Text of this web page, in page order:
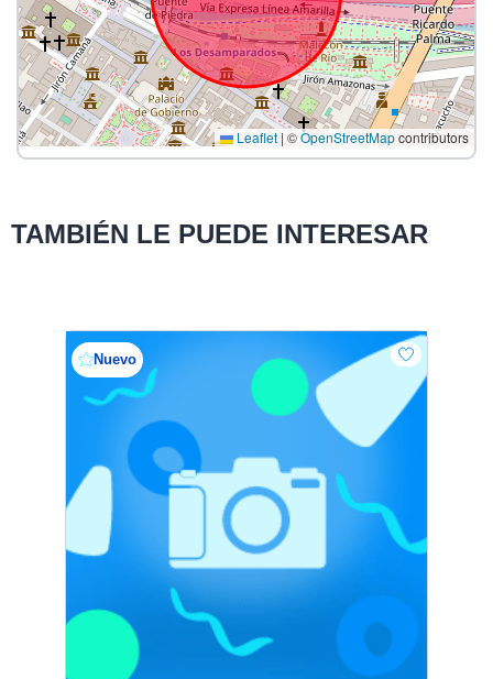
Leaflet | ©OpenStreetMapcontributors
TAMBIÉN LE PUEDE INTERESAR
Nuevo